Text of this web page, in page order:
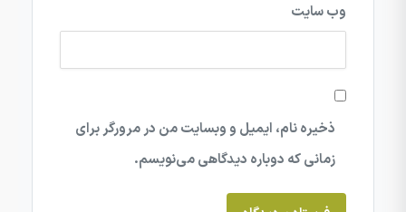
وب‌ سایت
ذخیره نام، ایمیل و وبسایت من در مرورگر برای
زمانی که دوباره دیدگاهی می‌نویسم.